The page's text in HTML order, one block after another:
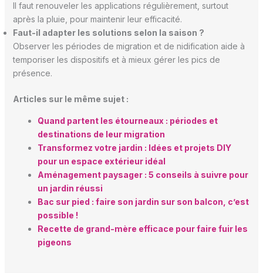
Il faut renouveler les applications régulièrement, surtout
après la pluie, pour maintenir leur efficacité.
Faut-il adapter les solutions selon la saison ?
Observer les périodes de migration et de nidification aide à
temporiser les dispositifs et à mieux gérer les pics de
présence.
Articles sur le même sujet :
Quand partent les étourneaux : périodes et
destinations de leur migration
Transformez votre jardin : Idées et projets DIY
pour un espace extérieur idéal
Aménagement paysager : 5 conseils à suivre pour
un jardin réussi
Bac sur pied : faire son jardin sur son balcon, c’est
possible !
Recette de grand-mère efficace pour faire fuir les
pigeons